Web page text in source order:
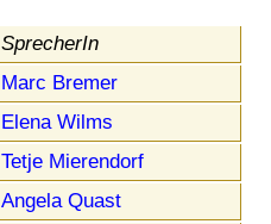
SprecherIn
Marc Bremer
Elena Wilms
Tetje Mierendorf
Angela Quast